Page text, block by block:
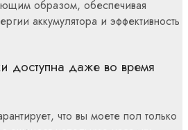
образом, обеспечивая
аккумулятора и эффективность
доступна даже во время
что вы моете пол только